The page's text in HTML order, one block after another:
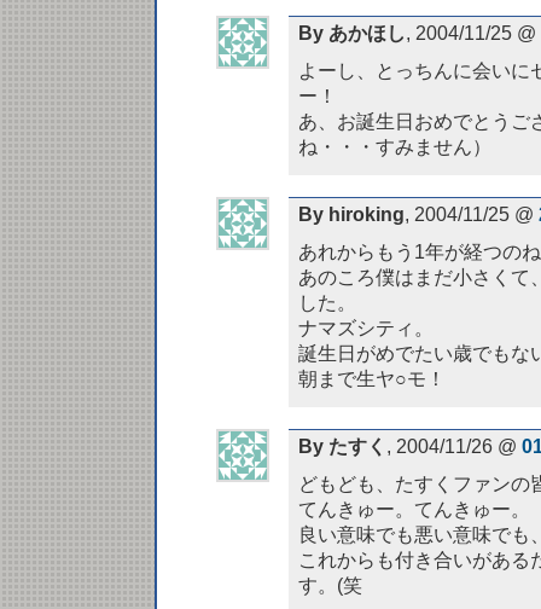
By あかほし, 2004/11/25 @
よーし、とっちんに会いに
ー！
あ、お誕生日おめでとうご
ね・・・すみません）
By hiroking, 2004/11/25 @
あれからもう1年が経つの
あのころ僕はまだ小さくて
した。
ナマズシティ。
誕生日がめでたい歳でもな
朝まで生ヤ○モ！
By たすく , 2004/11/26 @
どもども、たすくファンの
てんきゅー。てんきゅー。
良い意味でも悪い意味でも
これからも付き合いがある
す。(笑